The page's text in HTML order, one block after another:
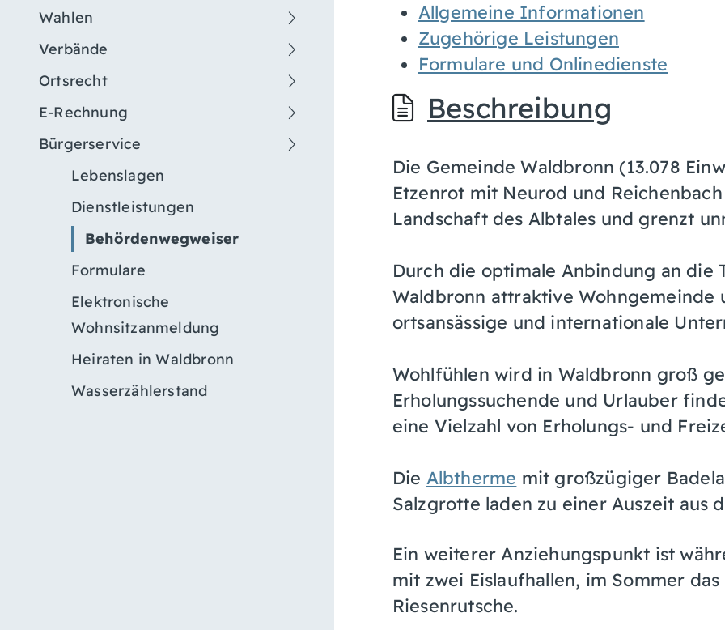
Wahlen
Verbände
Ortsrecht
E-Rechnung
Bürgerservice
Lebenslagen
Dienstleistungen
Behördenwegweiser
Formulare
Elektronische
Wohnsitzanmeldung
Heiraten in Waldbronn
Wasserzählerstand
Allgemeine Informationen
Zugehörige Leistungen
Formulare und Onlinedienste
Beschreibung
Die Gemeinde Waldbronn (13.078
Etzenrot mit Neurod und
Landschaft des Albtales und grenzt
Durch die optimale Anbindung an die
Waldbronn attraktive
ortsansässige und internationale
Wohlfühlen wird in Waldbronn groß
Erholungssuchende und Urlauber
eine Vielzahl von Erholungs- und
Die Albtherme mit großzügiger
Salzgrotte laden zu einer Auszeit aus
Ein weiterer Anziehungspunkt ist
mit zwei Eislaufhallen, im Sommer
Riesenrutsche.